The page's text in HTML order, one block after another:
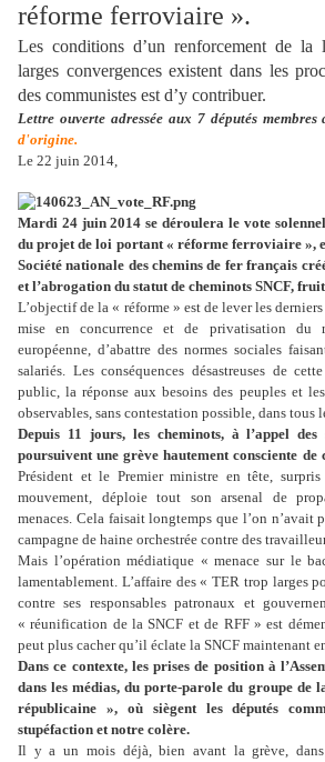
réforme ferroviaire ».
Les conditions d’un renforcement de la
larges convergences existent dans les
des communistes est d’y contribuer.
Lettre ouverte adressée aux 7 députés
d'origine.
Le 22 juin 2014,
Mardi 24 juin 2014 se déroulera le vote
du projet de loi portant « réforme ferroviaire »,
Société nationale des chemins de fer français
et l’abrogation du statut de cheminots SNCF,
L’objectif de la « réforme » est de lever les
mise en concurrence et de privatisation du
européenne, d’abattre des normes sociales
salariés. Les conséquences désastreuses de
public, la réponse aux besoins des peuples et
observables, sans contestation possible, dans tous
Depuis 11 jours, les cheminots, à l’appel
poursuivent une grève hautement consciente de
Président et le Premier ministre en tête,
mouvement, déploie tout son arsenal de
menaces. Cela faisait longtemps que l’on n’avait
campagne de haine orchestrée contre des
Mais l’opération médiatique « menace sur le
lamentablement. L’affaire des « TER trop larges
contre ses responsables patronaux et
« réunification de la SNCF et de RFF » est
peut plus cacher qu’il éclate la SNCF maintenant
Dans ce contexte, les prises de position à
dans les médias, du porte-parole du groupe de
républicaine », où siègent les députés
stupéfaction et notre colère.
Il y a un mois déjà, bien avant la grève,